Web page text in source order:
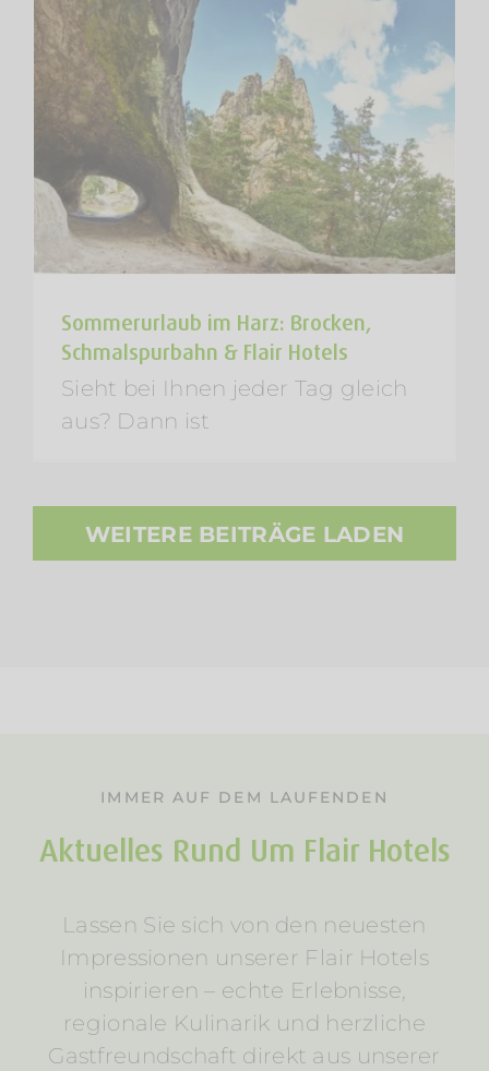
Sommerurlaub im Harz: Brocken,
Schmalspurbahn & Flair Hotels
Sieht bei Ihnen jeder Tag gleich
aus? Dann ist
WEITERE BEITRÄGE LADEN
IMMER AUF DEM LAUFENDEN
Aktuelles Rund Um Flair Hotels
Lassen Sie sich von den neuesten
Impressionen unserer Flair Hotels
inspirieren – echte Erlebnisse,
regionale Kulinarik und herzliche
Gastfreundschaft direkt aus unserer